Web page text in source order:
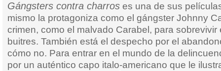
Gángsters contra charros es una de sus
mismo la protagoniza como el gángster Johnny
crimen, como el malvado Carabel, para sobrevivir
buitres. También está el despecho por el
cómo no. Para entrar en el mundo de la
por un auténtico capo italo-americano que le